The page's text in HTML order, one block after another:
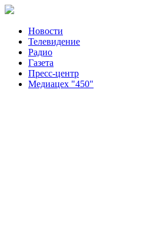
Новости
Телевидение
Радио
Газета
Пресс-центр
Медиацех "450"